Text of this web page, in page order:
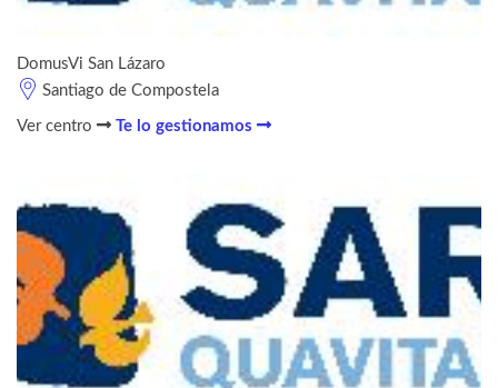
DomusVi San Lázaro
Santiago de Compostela
Ver centro Te lo gestionamos